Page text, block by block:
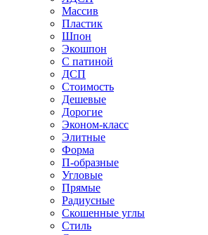
Массив
Пластик
Шпон
Экошпон
С патиной
ДСП
Стоимость
Дешевые
Дорогие
Эконом-класс
Элитные
Форма
П-образные
Угловые
Прямые
Радиусные
Скошенные углы
Стиль